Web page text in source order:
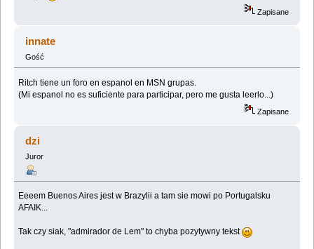
Zapisane
innate
Gość
Ritch tiene un foro en espanol en MSN grupas.
(Mi espanol no es suficiente para participar, pero me gusta leerlo...)
Zapisane
dzi
Juror
Eeeem Buenos Aires jest w Brazylii a tam sie mowi po Portugalsku
AFAIK...
Tak czy siak, "admirador de Lem" to chyba pozytywny tekst